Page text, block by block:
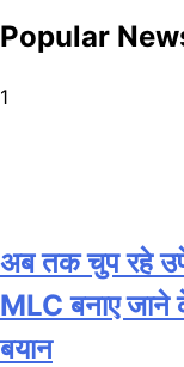
Popular
1
अब तक चुप रहे
MLC बनाए जाने
बयान